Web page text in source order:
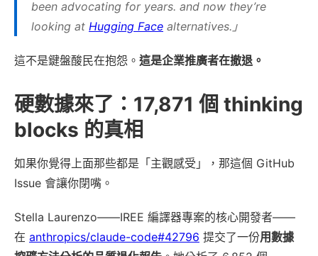
been advocating for years. and now they’re
looking at Hugging Face alternatives.」
這不是鍵盤酸民在抱怨。 這是企業推廣者在撤退。
硬數據來了：17,871 個 thinking
blocks 的真相
如果你覺得上面那些都是「主觀感受」，那這個 GitHub
Issue 會讓你閉嘴。
Stella Laurenzo——IREE 編譯器專案的核心開發者——
在 anthropics/claude-code#42796 提交了一份用數據